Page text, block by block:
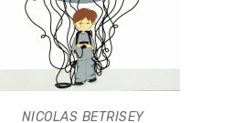
NICOLAS BETRISEY